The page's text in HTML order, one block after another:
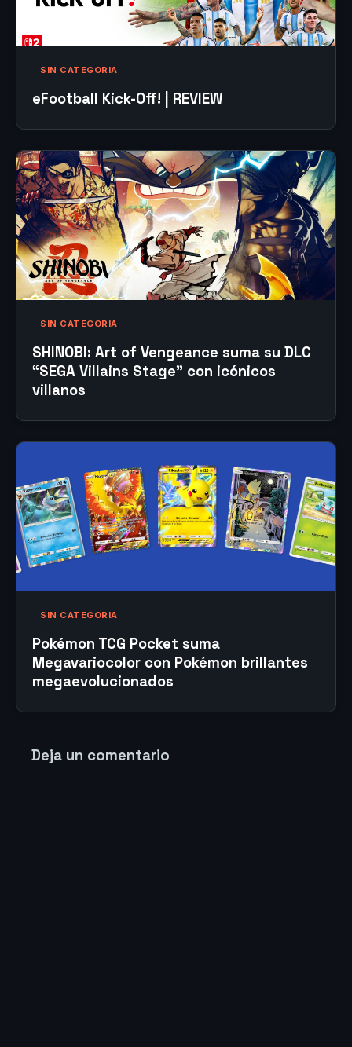
SIN CATEGORIA
eFootball Kick-Off! | REVIEW
SIN CATEGORIA
SHINOBI: Art of Vengeance suma su DLC
“SEGA Villains Stage” con icónicos
villanos
SIN CATEGORIA
Pokémon TCG Pocket suma
Megavariocolor con Pokémon brillantes
megaevolucionados
Deja un comentario